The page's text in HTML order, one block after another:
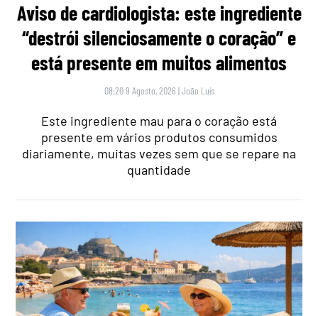
Aviso de cardiologista: este ingrediente
“destrói silenciosamente o coração” e
está presente em muitos alimentos
08:20 9 Agosto, 2026 |João Luís
Este ingrediente mau para o coração está
presente em vários produtos consumidos
diariamente, muitas vezes sem que se repare na
quantidade